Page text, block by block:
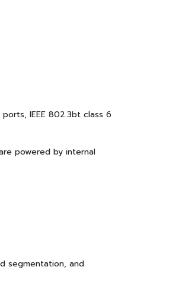
IEEE 802.3bt class 6
powered by internal
segmentation, and